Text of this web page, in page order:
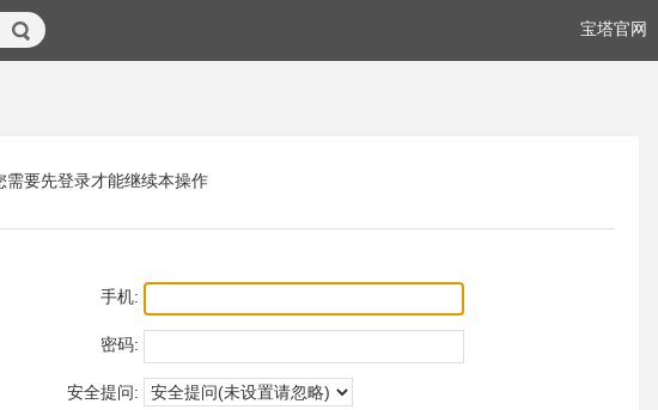
宝塔官网
需要先登录才能继续本操作
手机:
密码:
安全提问: